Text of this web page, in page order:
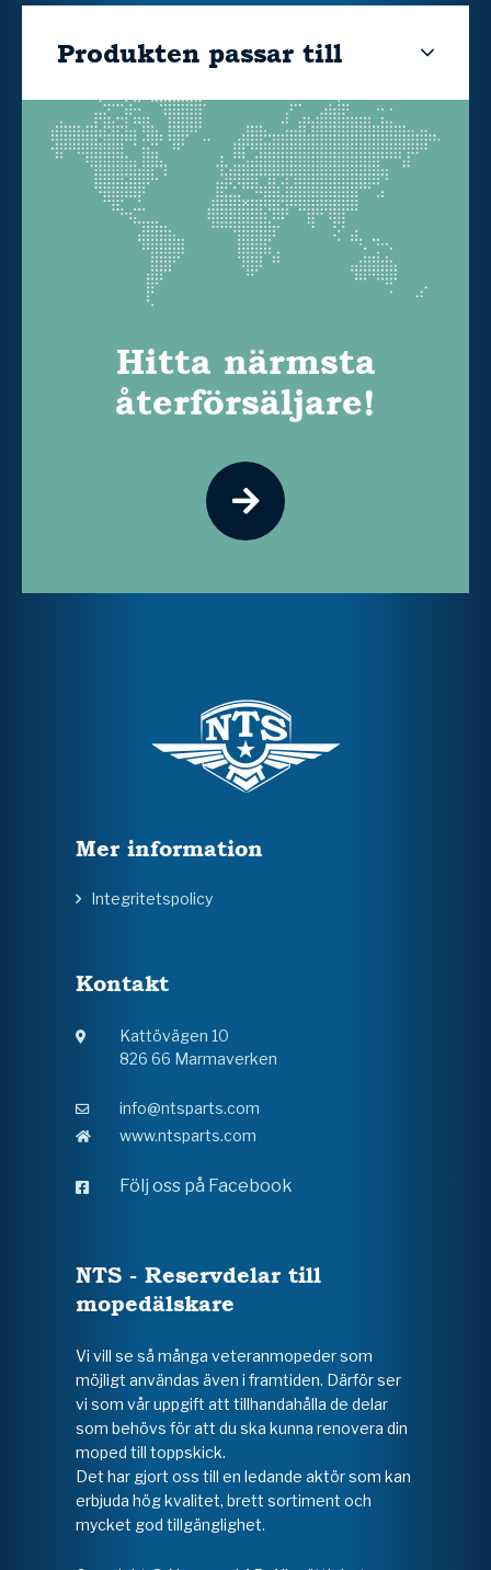
Produkten passar till
Hitta närmsta
återförsäljare!
Mer information
Integritetspolicy
Kontakt
Kattövägen 10
826 66 Marmaverken
info@ntsparts.com
www.ntsparts.com
Följ oss på Facebook
NTS - Reservdelar till
mopedälskare
Vi vill se så många veteranmopeder som
möjligt användas även i framtiden. Därför ser
vi som vår uppgift att tillhandahålla de delar
som behövs för att du ska kunna renovera din
moped till toppskick.
Det har gjort oss till en ledande aktör som kan
erbjuda hög kvalitet, brett sortiment och
mycket god tillgänglighet.